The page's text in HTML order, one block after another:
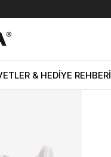
& HEDİYE REHBERİ
Ayakkabı 16702